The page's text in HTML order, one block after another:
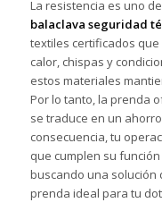
La resistencia es uno
balaclava seguridad
textiles certificados
calor, chispas y
estos materiales
Por lo tanto, la prenda
se traduce en un
consecuencia, tu
que cumplen su
buscando una solución
prenda ideal para tu